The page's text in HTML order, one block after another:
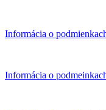
Informácia o
Informácia o